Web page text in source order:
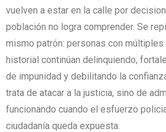
vuelven a estar en la calle por
población no logra comprender. Se
mismo patrón: personas con
historial continúan delinquiendo,
de impunidad y debilitando la
trata de atacar a la justicia, sino de
funcionando cuando el esfuerzo
ciudadanía queda expuesta.